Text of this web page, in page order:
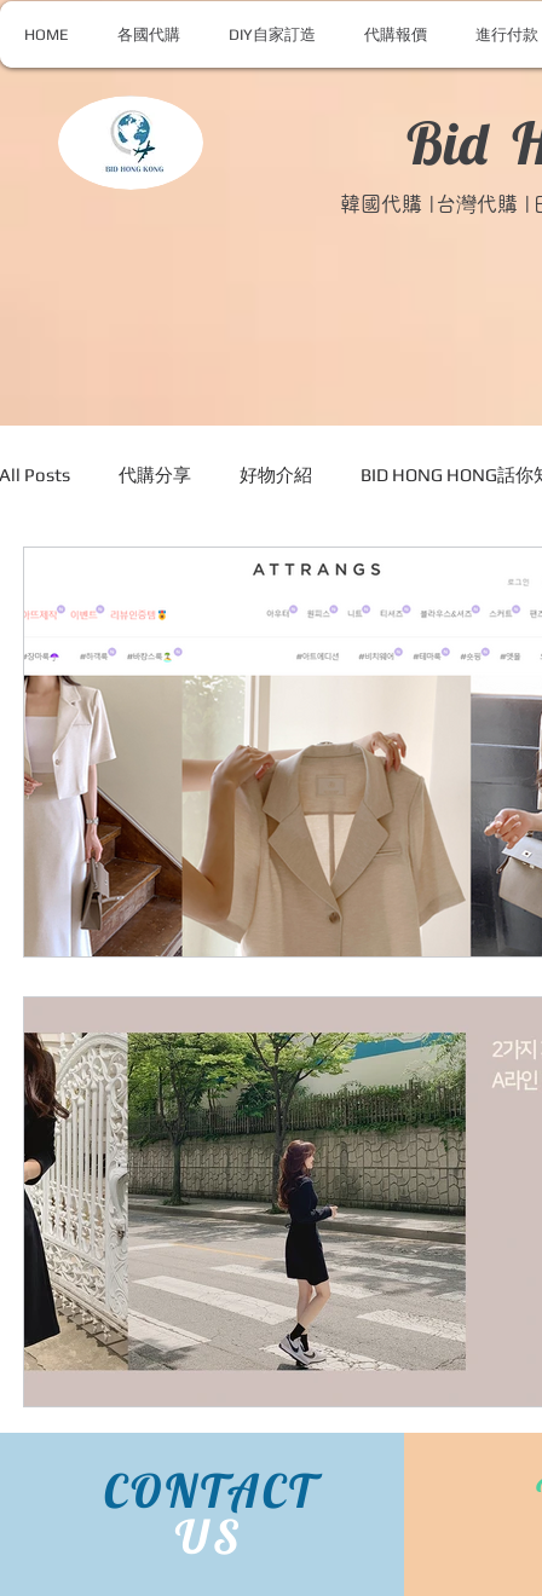
HOME 各國代購 DIY自家訂造 代購報價 進行付款
Bid
韓國代購 |台灣代購 |
All Posts 代購分享 好物介紹 BID HONG HONG話你
ABOUT ME ABOUT BIDHONGKONG
美食團購 購物
CONTACT
US